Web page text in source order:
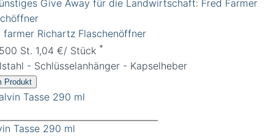
farmer Richartz Flaschenöffner
St. 1,04 €/ Stück *
- Schlüsselanhänger - Kapselheber
Produkt
Tasse 290 ml